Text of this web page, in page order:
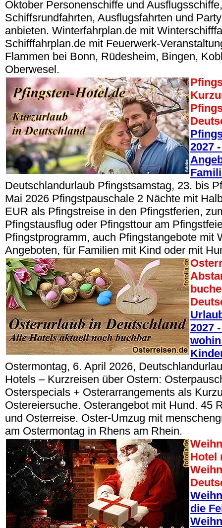
Oktober Personenschiffe und
Schiffsrundfahrten, Ausflugsfahrten und
anbieten. Winterfahrplan.de mit
Schifffahrplan.de mit Feuerwerk-
Flammen bei Bonn, Rüdesheim, Bingen,
Oberwesel.
2027
Deutschlandurlaub Pfingstsamstag, 23. bis
Mai 2026 Pfingstpauschale 2 Nächte mit
EUR als Pfingstreise in den Pfingstferien,
Pfingstausflug oder Pfingsttour am
Pfingstprogramm, auch Pfingstangebote mit
Angeboten, für Familien mit Kind oder mit
2027
Ostermontag, 6. April 2026,
Hotels – Kurzreisen über Ostern:
Osterspecials + Osterarrangements als
Ostereiersuche. Osterangebot mit Hund. 45
und Osterreise. Oster-Umzug mit
am Ostermontag in Rhens am Rhein.
Hotel
die